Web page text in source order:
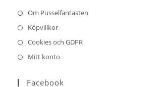
Om Pusselfantasten
Köpvillkor
Cookies och GDPR
Mitt konto
Facebook